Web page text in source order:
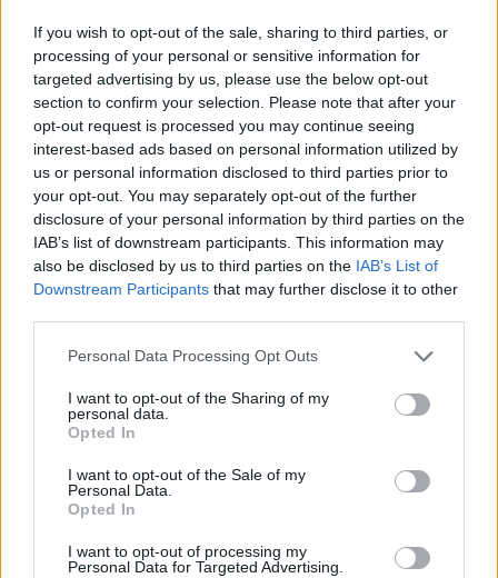
If you wish to opt-out of the sale, sharing to third parties, or
processing of your personal or sensitive information for
targeted advertising by us, please use the below opt-out
section to confirm your selection. Please note that after your
opt-out request is processed you may continue seeing
interest-based ads based on personal information utilized by
us or personal information disclosed to third parties prior to
your opt-out. You may separately opt-out of the further
disclosure of your personal information by third parties on the
IAB’s list of downstream participants. This information may
also be disclosed by us to third parties on the IAB’s List of
Downstream Participants that may further disclose it to other
Personal Data Processing Opt Outs
I want to opt-out of the Sharing of my
personal data.
Opted In
I want to opt-out of the Sale of my
Personal Data.
Opted In
I want to opt-out of processing my
Personal Data for Targeted Advertising.
hyrje në pesë ditët e para të
gushtit
Esim for Global
Esim for USA|Esim for Italy| Esim for Spain|Esim